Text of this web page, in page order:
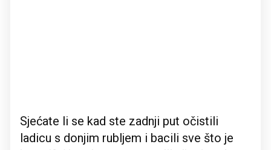
Sjećate li se kad ste zadnji put očistili
ladicu s donjim rubljem i bacili sve što je